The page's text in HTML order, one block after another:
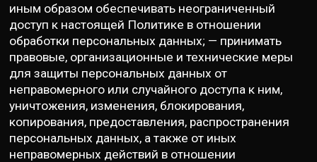
иным образом обеспечивать неограниченный
доступ к настоящей Политике в отношении
обработки персональных данных; — принимать
правовые, организационные и технические меры
для защиты персональных данных от
неправомерного или случайного доступа к ним,
уничтожения, изменения, блокирования,
копирования, предоставления, распространения
персональных данных, а также от иных
неправомерных действий в отношении